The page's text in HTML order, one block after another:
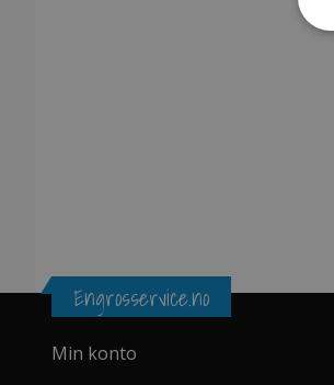
Engrosservice.no
Min konto